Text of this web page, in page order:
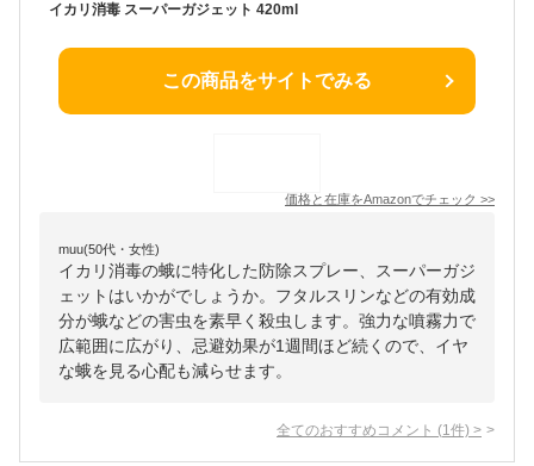
イカリ消毒 スーパーガジェット 420ml
この商品をサイトでみる
価格と在庫をAmazonでチェック >>
muu(50代・女性)
イカリ消毒の蛾に特化した防除スプレー、スーパーガジ
ェットはいかがでしょうか。フタルスリンなどの有効成
分が蛾などの害虫を素早く殺虫します。強力な噴霧力で
広範囲に広がり、忌避効果が1週間ほど続くので、イヤ
な蛾を見る心配も減らせます。
全てのおすすめコメント (1 件) >